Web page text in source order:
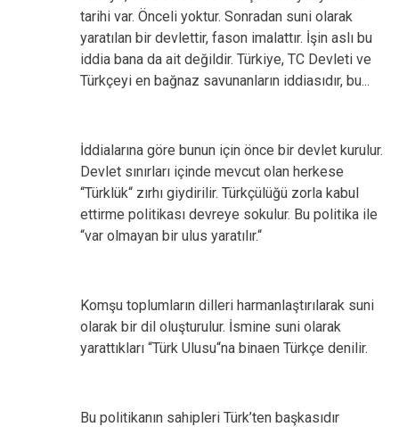
tarihi var. Önceli yoktur. Sonradan suni olarak
yaratılan bir devlettir, fason imalattır. İşin aslı bu
iddia bana da ait değildir. Türkiye, TC Devleti ve
Türkçeyi en bağnaz savunanların iddiasıdır, bu...
İddialarına göre bunun için önce bir devlet kurulur.
Devlet sınırları içinde mevcut olan herkese
“Türklük“ zırhı giydirilir. Türkçülüğü zorla kabul
ettirme politikası devreye sokulur. Bu politika ile
“var olmayan bir ulus yaratılır.“
Komşu toplumların dilleri harmanlaştırılarak suni
olarak bir dil oluşturulur. İsmine suni olarak
yarattıkları “Türk Ulusu“na binaen Türkçe denilir.
Bu politikanın sahipleri Türk’ten başkasıdır